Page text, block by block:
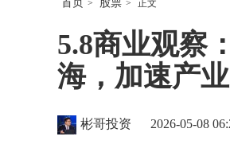
首页 > 股票 > 正文
5.8商业观察
海，加速产业
彬哥投资 2026-05-08